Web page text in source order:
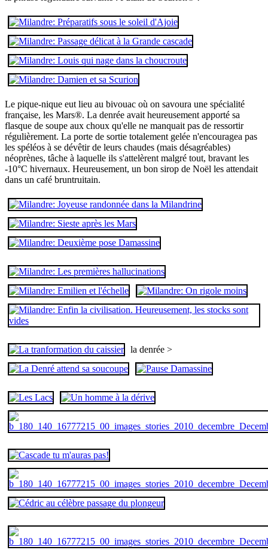
Le pique-nique eut lieu au bivouac où on savoura une spécialité
française, les Mars®. La denrée avait heureusement apporté sa
flasque de soupe aux choux qu'elle ne manquait pas de ressortir
régulièrement. La porte de sortie totalement gelée n'encouragea pas
les spéléos à se dévêtir de leurs chaudes (mais désagréables)
néoprènes, tâche à laquelle ils s'attelèrent malgré tout, bravant les
-10°C hivernaux. Heureusement, un bon sirop de Noël les attendait
dans un café bruntruitain.
la denrée >